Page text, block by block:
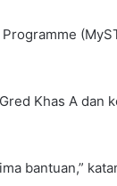
Khas A dan
bantuan,”